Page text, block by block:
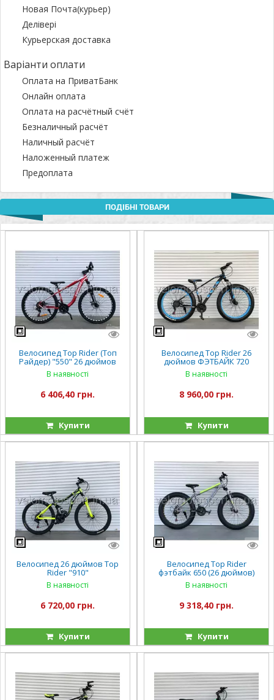
Новая Почта(курьер)
Делівері
Курьерская доставка
Варіанти оплати
Оплата на ПриватБанк
Онлайн оплата
Оплата на расчётный счёт
Безналичный расчёт
Наличный расчёт
Наложенный платеж
Предоплата
ПОДІБНІ ТОВАРИ
Велосипед Top Rider (Топ
Райдер) "550" 26 дюймов
В наявності
6 406,40 грн.
Купити
Велосипед Top Rider 26
дюймов ФЭТБАЙК 720
В наявності
8 960,00 грн.
Купити
Велосипед 26 дюймов Top
Rider "910"
В наявності
6 720,00 грн.
Купити
Велосипед Top Rider
фэтбайк 650 (26 дюймов)
В наявності
9 318,40 грн.
Купити